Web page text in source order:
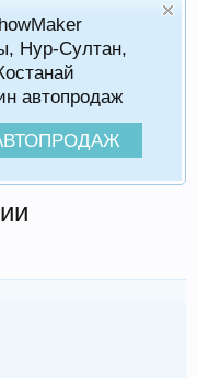
Нур-Султан,
автопродаж